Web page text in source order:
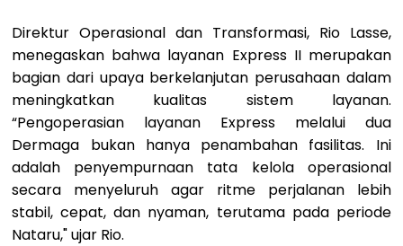
Direktur Operasional dan Transformasi, Rio Lasse,
menegaskan bahwa layanan Express II merupakan
bagian dari upaya berkelanjutan perusahaan dalam
meningkatkan kualitas sistem layanan.
“Pengoperasian layanan Express melalui dua
Dermaga bukan hanya penambahan fasilitas. Ini
adalah penyempurnaan tata kelola operasional
secara menyeluruh agar ritme perjalanan lebih
stabil, cepat, dan nyaman, terutama pada periode
Nataru," ujar Rio.